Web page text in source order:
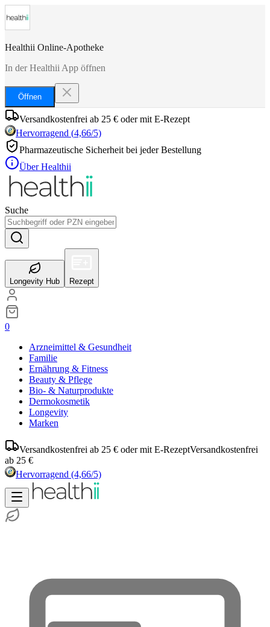
Healthii Online-Apotheke
In der Healthii App öffnen
Öffnen
Versandkostenfrei ab 25 € oder mit E-Rezept
Hervorragend (4,66/5)
Pharmazeutische Sicherheit bei jeder Bestellung
Über Healthii
Suche
Longevity Hub Rezept
0
Arzneimittel & Gesundheit
Familie
Ernährung & Fitness
Beauty & Pflege
Bio- & Naturprodukte
Dermokosmetik
Longevity
Marken
Versandkostenfrei ab 25 € oder mit E-RezeptVersandkostenfrei
ab 25 €
Hervorragend (4,66/5)